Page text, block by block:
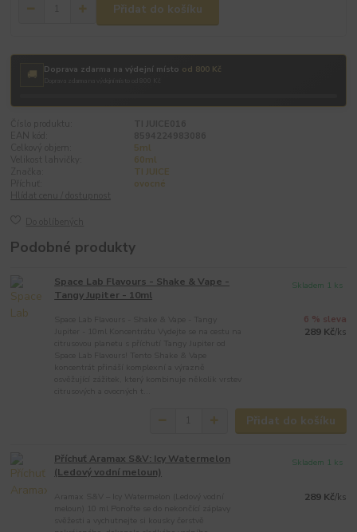
Přidat do košíku
🚚 Doprava zdarma na výdejní místo od 800 Kč
5ml
60ml
TI JUICE
ovocné
Podobné produkty
Space Lab Flavours - Shake & Vape -
Tangy Jupiter - 10ml
6 % sleva
289 Kč/ks
Skladem 1 ks
Přidat do košíku
Příchuť Aramax S&V: Icy Watermelon
(Ledový vodní meloun)
289 Kč/ks
Skladem 1 ks